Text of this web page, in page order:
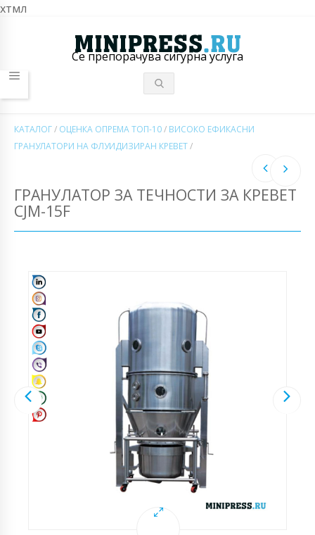
хтмл
Се препорачува сигурна услуга
КАТАЛОГ/ ОЦЕНКА ОПРЕМА ТОП-10/ ВИСОКО ЕФИКАСНИ
ГРАНУЛАТОРИ НА ФЛУИДИЗИРАН КРЕВЕТ/
ГРАНУЛАТОР ЗА ТЕЧНОСТИ ЗА КРЕВЕТ
CJM-15F